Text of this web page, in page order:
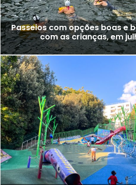
Passeios com opções boas e
com as crianças, em